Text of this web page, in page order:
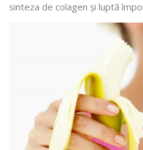
sinteza de colagen și luptă